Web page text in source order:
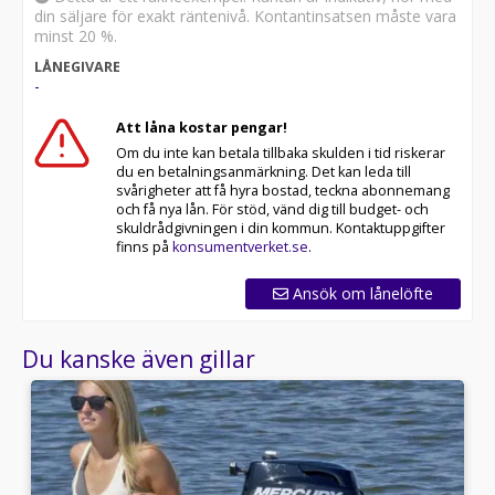
din säljare för exakt räntenivå. Kontantinsatsen måste vara
minst 20 %.
LÅNEGIVARE
-
Att låna kostar pengar!
Om du inte kan betala tillbaka skulden i tid riskerar
du en betalningsanmärkning. Det kan leda till
svårigheter att få hyra bostad, teckna abonnemang
och få nya lån. För stöd, vänd dig till budget- och
skuldrådgivningen i din kommun. Kontaktuppgifter
finns på konsumentverket.se.
Ansök om lånelöfte
Du kanske även gillar